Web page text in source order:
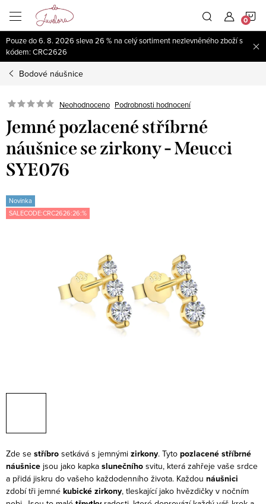
obsah
Pouze do 6. 8. 2026 sleva 26 % na celý sortiment nezlevněného zboží s
kódem: CRC2626
Bodové náušnice
Neohodnoceno Podrobnosti hodnocení
Jemné pozlacené stříbrné
náušnice se zirkony - Meucci
SYE076
Novinka
SALECODE:CRC2626:26:%
Zde se stříbro setkává s jemnými zirkony. Tyto pozlacené stříbrné
náušnice jsou jako kapka slunečního svitu, která zahřeje vaše srdce
a přidá jiskru do vašeho každodenního života. Každou náušnici
zdobí tři jemné kubické zirkony, tleskající jako hvězdičky v nočním